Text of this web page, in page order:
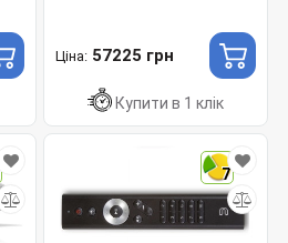
Ціна: 57225 грн
Купити в 1 клік
7